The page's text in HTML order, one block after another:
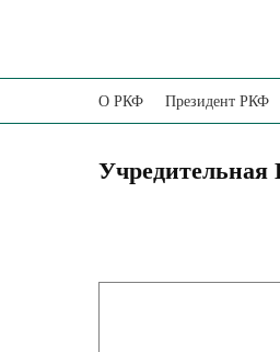
О РКФ Президент РКФ